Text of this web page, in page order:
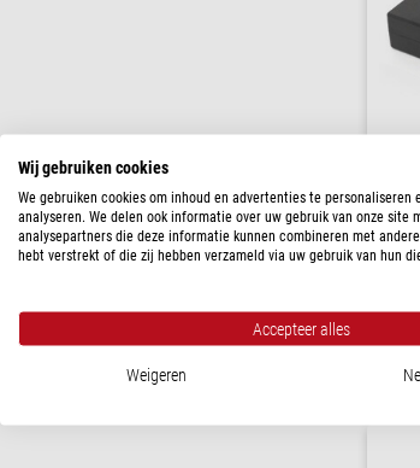
$
Wij gebruiken cookies
We gebruiken cookies om inhoud en advertenties te personaliseren
analyseren. We delen ook informatie over uw gebruik van onze site
analysepartners die deze informatie kunnen combineren met
hebt verstrekt of die zij hebben verzameld via uw gebruik van hun
Accepteer alles
Weigeren